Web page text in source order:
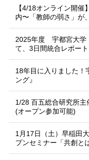
【4/18オンライン開
内〜「教師の弱さ」が
2025年度 宇都宮大学
て、3日間統合レポート
18年目に入りました！
ング』
1/28 百五総合研究所
(オープン参加可能)
1月17日（土）早稲田
プンセミナー「共創と